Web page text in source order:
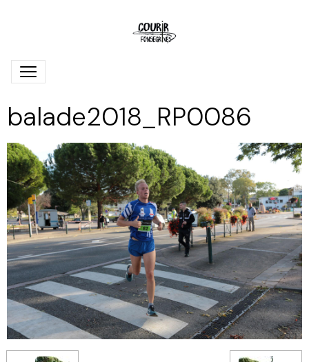
balade2018_RP0086